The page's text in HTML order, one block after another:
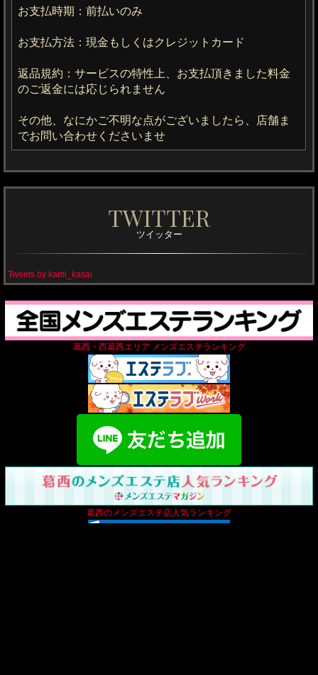
お支払時期：前払いのみ
お支払方法：現金もしくはクレジットカード
返品規約：サービスの特性上、お支払頂きました料金
のご返金には応じられません
その他、なにかご不明な点がございましたら、店舗ま
でお問い合わせくださいませ
TWITTER
ツイッター
Tweets by kami_kasai
葛西・西葛西エリア メンズエステランキング
葛西のメンズエステ店人気ランキング